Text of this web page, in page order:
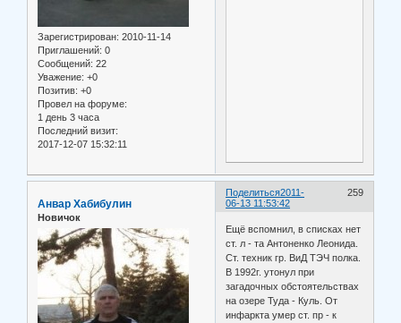
Зарегистрирован: 2010-11-14
Приглашений: 0
Сообщений: 22
Уважение: +0
Позитив: +0
Провел на форуме:
1 день 3 часа
Последний визит:
2017-12-07 15:32:11
Поделиться 259
2011-
06-13 11:53:42
Анвар Хабибулин
Новичок
Ещё вспомнил, в списках нет
ст. л - та Антоненко Леонида.
Ст. техник гр. ВиД ТЭЧ полка.
В 1992г. утонул при
загадочных обстоятельствах
на озере Туда - Куль. От
инфаркта умер ст. пр - к